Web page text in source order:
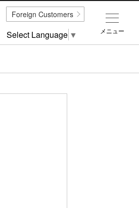
メニュー
Foreign Customers
Select Language ▼